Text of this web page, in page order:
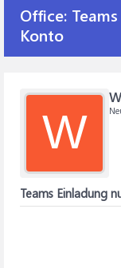
Office:
Konto
W
Teams Einladung